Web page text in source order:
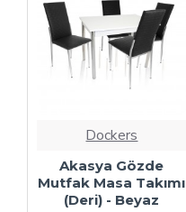
Dockers
Akasya Gözde
Mutfak Masa Takımı
(Deri) - Beyaz